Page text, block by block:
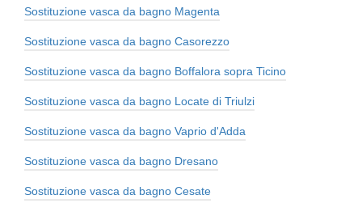
Sostituzione vasca da bagno Magenta
Sostituzione vasca da bagno Casorezzo
Sostituzione vasca da bagno Boffalora sopra Ticino
Sostituzione vasca da bagno Locate di Triulzi
Sostituzione vasca da bagno Vaprio d'Adda
Sostituzione vasca da bagno Dresano
Sostituzione vasca da bagno Cesate